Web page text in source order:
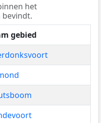
het
bevindt.
gebied